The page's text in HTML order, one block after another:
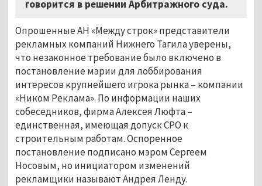
говорится в решении Арбитражного суда.
Опрошенные АН «Между строк» представители
рекламных компаний Нижнего Тагила уверены,
что незаконное требование было включено в
постановление мэрии для лоббирования
интересов крупнейшего игрока рынка – компании
«Ником Реклама». По информации наших
собеседников, фирма Алексея Люфта –
единственная, имеющая допуск СРО к
строительным работам. Оспоренное
постановление подписано мэром Сергеем
Носовым, но инициатором изменений
рекламщики называют Андрея Ленду.